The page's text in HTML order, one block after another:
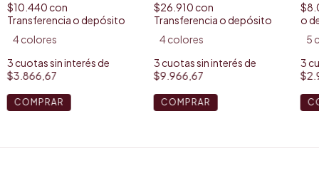
$10.440con
Transferencia o depósito
4 colores
3cuotas sin interés de
$3.866,67
COMPRAR
$26.910con
Transferencia o depósito
4 colores
3cuotas sin interés de
$9.966,67
COMPRAR
o
5
3